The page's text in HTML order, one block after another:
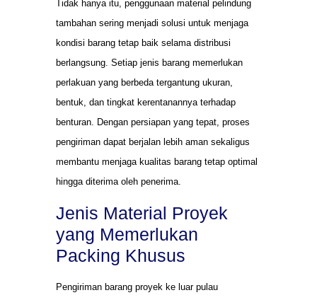
Tidak hanya itu, penggunaan material pelindung
tambahan sering menjadi solusi untuk menjaga
kondisi barang tetap baik selama distribusi
berlangsung. Setiap jenis barang memerlukan
perlakuan yang berbeda tergantung ukuran,
bentuk, dan tingkat kerentanannya terhadap
benturan. Dengan persiapan yang tepat, proses
pengiriman dapat berjalan lebih aman sekaligus
membantu menjaga kualitas barang tetap optimal
hingga diterima oleh penerima.
Jenis Material Proyek
yang Memerlukan
Packing Khusus
Pengiriman barang proyek ke luar pulau